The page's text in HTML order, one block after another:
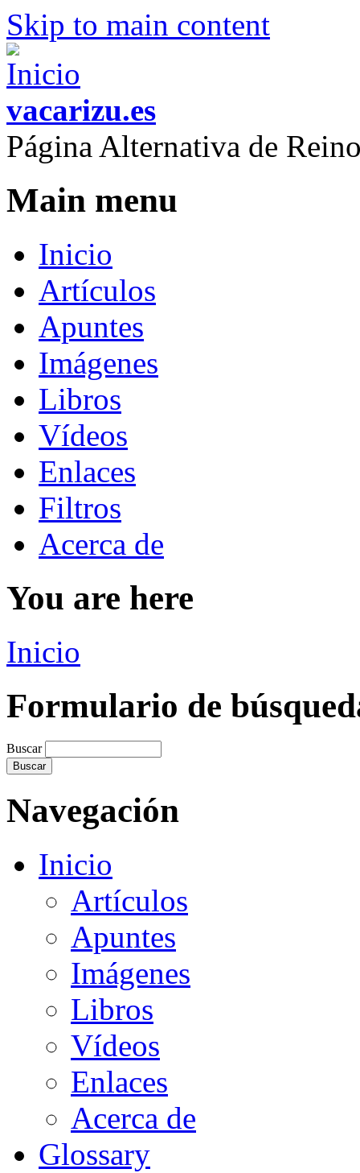
Skip to main content
vacarizu.es
Página Alternativa de
Main menu
Inicio
Artículos
Apuntes
Imágenes
Libros
Vídeos
Enlaces
Filtros
Acerca de
You are here
Inicio
Formulario de
Buscar
Navegación
Inicio
Artículos
Apuntes
Imágenes
Libros
Vídeos
Enlaces
Acerca de
Glossary